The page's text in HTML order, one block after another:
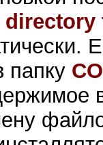
папку